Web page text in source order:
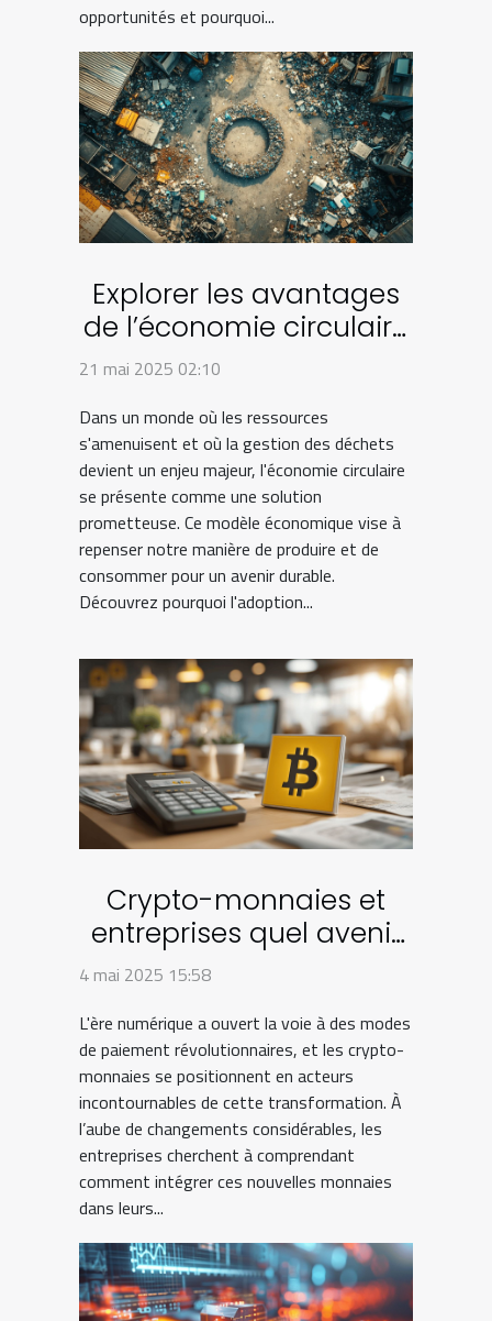
opportunités et pourquoi...
Explorer les avantages
de l’économie circulaire
dans la gestion des
21 mai 2025 02:10
Dans un monde où les ressources
s'amenuisent et où la gestion des déchets
devient un enjeu majeur, l'économie circulaire
se présente comme une solution
prometteuse. Ce modèle économique vise à
repenser notre manière de produire et de
consommer pour un avenir durable.
Découvrez pourquoi l'adoption...
Crypto-monnaies et
entreprises quel avenir
pour les paiements
4 mai 2025 15:58
L'ère numérique a ouvert la voie à des modes
de paiement révolutionnaires, et les crypto-
monnaies se positionnent en acteurs
incontournables de cette transformation. À
l’aube de changements considérables, les
entreprises cherchent à comprendant
comment intégrer ces nouvelles monnaies
dans leurs...